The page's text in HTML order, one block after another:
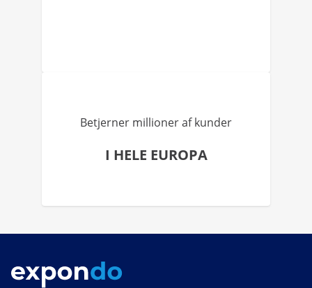
Betjerner millioner af kunder
I HELE EUROPA